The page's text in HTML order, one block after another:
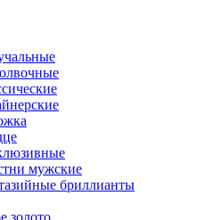
мужские
бриллианты
золото